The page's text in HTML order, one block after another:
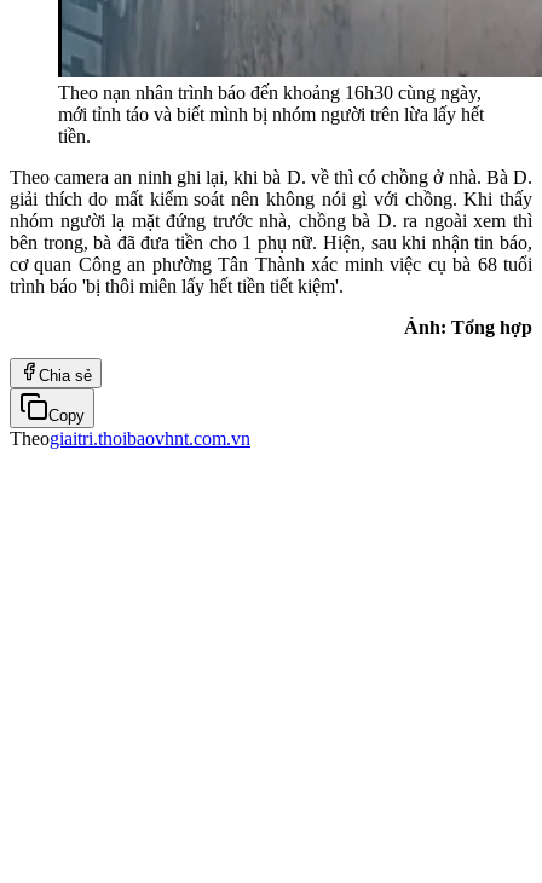
Theo nạn nhân trình báo đến khoảng 16h30 cùng ngày,
mới tỉnh táo và biết mình bị nhóm người trên lừa lấy hết
tiền.
Theo camera an ninh ghi lại, khi bà D. về thì có chồng ở nhà. Bà D.
giải thích do mất kiểm soát nên không nói gì với chồng. Khi thấy
nhóm người lạ mặt đứng trước nhà, chồng bà D. ra ngoài xem thì
bên trong, bà đã đưa tiền cho 1 phụ nữ. Hiện, sau khi nhận tin báo,
cơ quan Công an phường Tân Thành xác minh việc cụ bà 68 tuổi
trình báo 'bị thôi miên lấy hết tiền tiết kiệm'.
Ảnh: Tổng hợp
Chia sẻ
Copy
Theogiaitri.thoibaovhnt.com.vn